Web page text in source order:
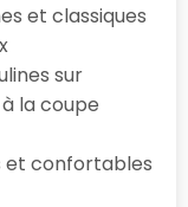
et classiques
sur
la coupe
et confortables